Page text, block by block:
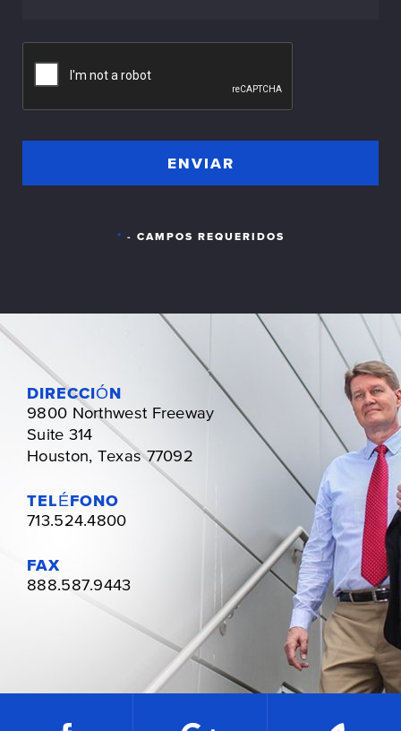
* - CAMPOS REQUERIDOS
DIRECCIÓN
9800 Northwest Freeway
Suite 314
Houston, Texas 77092
TELÉFONO
713.524.4800
FAX
888.587.9443